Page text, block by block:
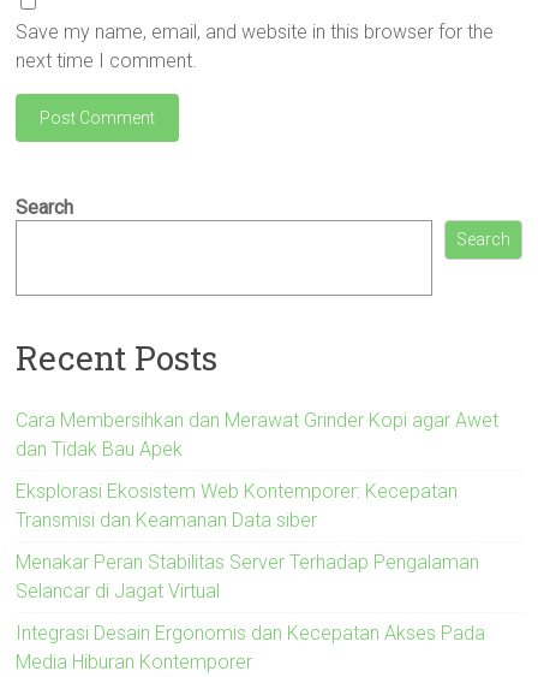
Save my name, email, and website in this browser for the
next time I comment.
Search
Search
Recent Posts
Cara Membersihkan dan Merawat Grinder Kopi agar Awet
dan Tidak Bau Apek
Eksplorasi Ekosistem Web Kontemporer: Kecepatan
Transmisi dan Keamanan Data siber
Menakar Peran Stabilitas Server Terhadap Pengalaman
Selancar di Jagat Virtual
Integrasi Desain Ergonomis dan Kecepatan Akses Pada
Media Hiburan Kontemporer